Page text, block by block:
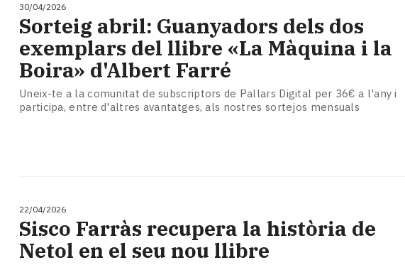
30/04/2026
Sorteig abril: Guanyadors dels dos
exemplars del llibre «La Màquina i la
Boira» d'Albert Farré
Uneix-te a la comunitat de subscriptors de Pallars Digital per 36€ a l'any i
participa, entre d'altres avantatges, als nostres sortejos mensuals
22/04/2026
Sisco Farràs recupera la història de
Netol en el seu nou llibre